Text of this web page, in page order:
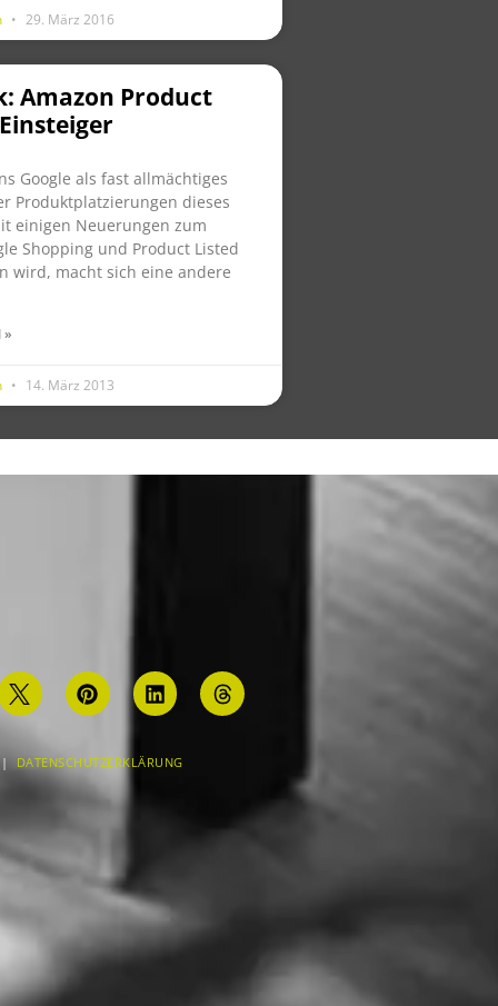
29. März 2016
Amazon Product
Google als fast allmächtiges
Produktplatzierungen dieses
einigen Neuerungen zum
Shopping und Product Listed
wird, macht sich eine andere
»
14. März 2013
| DATENSCHUTZERKLÄRUNG